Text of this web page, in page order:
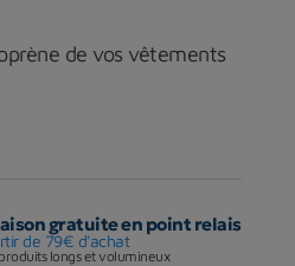
de vos vêtements
gratuite en point relais
de 79€ d'achat
longs et volumineux